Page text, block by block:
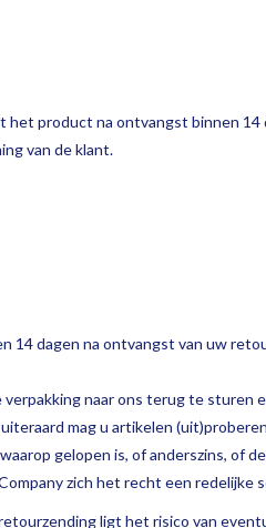
het product na ontvangst binnen
van de klant.
14 dagen na ontvangst van uw
naar ons terug te sturen
mag u artikelen
gelopen is, of anderszins, of
zich het recht een
ligt het risico van